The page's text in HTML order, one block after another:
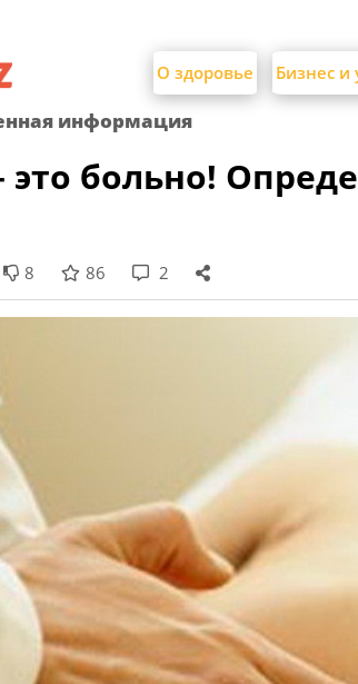
О здоровье Бизнес и
информация
это больно!
8 86 2